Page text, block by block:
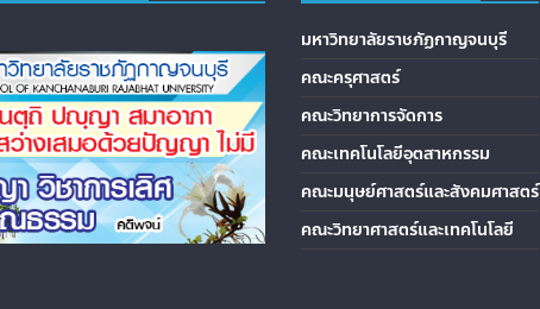
มหาวิทยาลัยราชภัฏกาญจนบุรี
คณะครุศาสตร์
คณะวิทยาการจัดการ
คณะเทคโนโลยีอุตสาหกรรม
คณะมนุษย์ศาสตร์และสังคมศาสตร์
คณะวิทยาศาสตร์และเทคโนโลยี